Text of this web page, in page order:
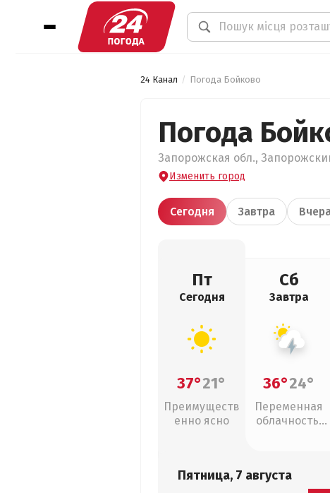
24 Канал Погода Бойково
Погода
Запорожская обл.,
Изменить город
Сегодня Завтра
Пт
Сегодня
37°21°
Преимуществ
енно ясно
Сб
Завтра
36°24°
Переменная
облачность,
Пятница, 7 августа